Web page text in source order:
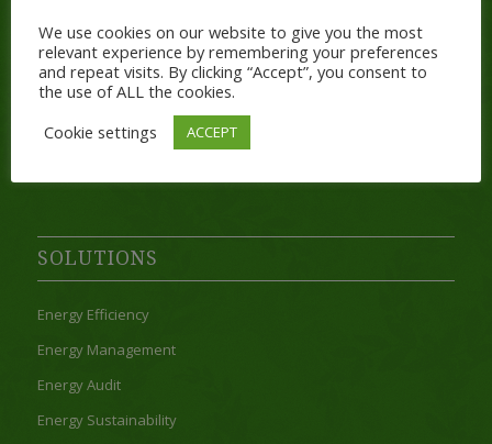
Imprint
Terms & Conditions
SOLUTIONS
Energy Efficiency
Energy Management
Energy Audit
Energy Sustainability
We use cookies on our website to give you the most
relevant experience by remembering your preferences
and repeat visits. By clicking “Accept”, you consent to
the use of ALL the cookies.
Cookie settings
ACCEPT